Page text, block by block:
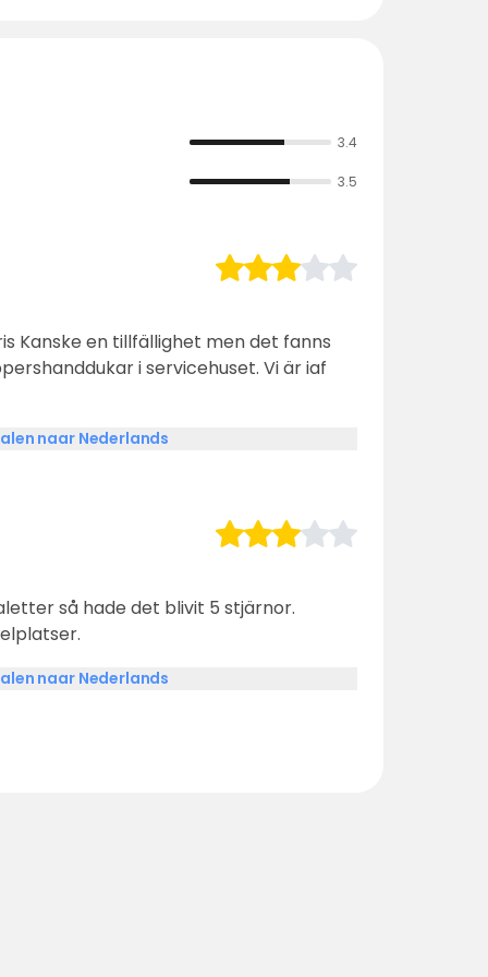
3.4
3.5
i servicehuset. Vi är iaf
naar Nederlands
så hade det blivit 5 stjärnor.
naar Nederlands